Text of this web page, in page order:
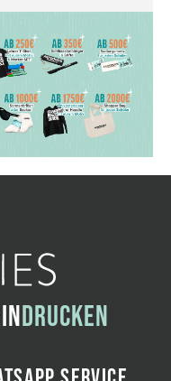
DRUCKEN